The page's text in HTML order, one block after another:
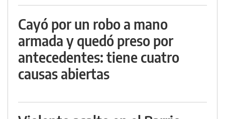
Cayó por un robo a mano
armada y quedó preso por
antecedentes: tiene cuatro
causas abiertas